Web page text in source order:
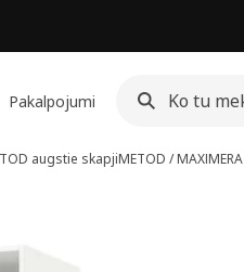
Pakalpojumi
augstie skapjiMETOD / MAXIMERA